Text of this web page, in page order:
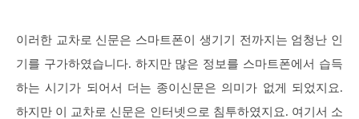
이러한 교차로 신문은 스마트폰이 생기기 전까지는 엄청난 인
기를 구가하였습니다. 하지만 많은 정보를 스마트폰에서 습득
하는 시기가 되어서 더는 종이신문은 의미가 없게 되었지요.
하지만 이 교차로 신문은 인터넷으로 침투하였지요. 여기서 소